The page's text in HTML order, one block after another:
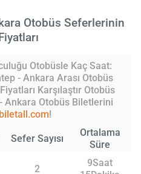
Otobüs Seferlerinin
Otobüsle Kaç Saat:
- Ankara Arası Otobüs
Karşılaştır Otobüs
Ankara Otobüs Biletlerini
biletall.com!
Sefer Sayısı
Ortalama
Süre
2
9Saat